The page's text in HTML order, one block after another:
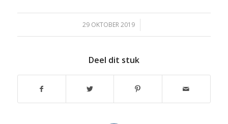
29 OKTOBER 2019
/
Deel dit stuk